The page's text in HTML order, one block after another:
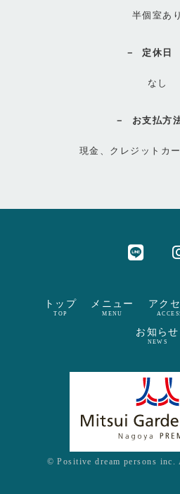
半個室あり
定休日
なし
お支払方
現金、クレジットカ
トップ
TOP
メニュー
MENU
アク
お知らせ
NEWS
© Positive dream persons inc.